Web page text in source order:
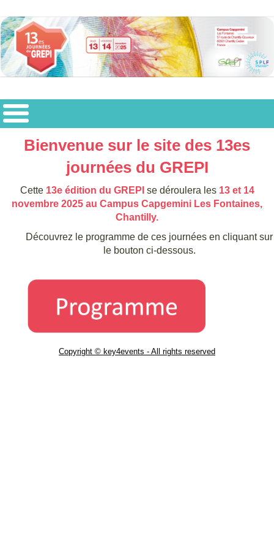
Bienvenue sur le site des 13es
journées du GREPI
Cette 13e édition du GREPI se déroulera les 13 et 14
novembre 2025 au Campus Capgemini Les Fontaines,
Chantilly.
Découvrez le programme de ces journées en cliquant sur
le bouton ci-dessous.
Copyright © key4events - All rights reserved